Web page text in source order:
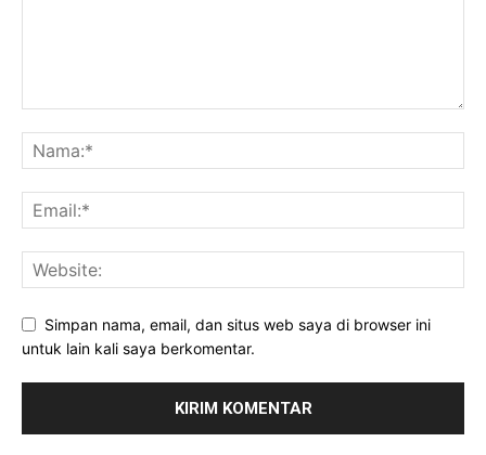
Simpan nama, email, dan situs web saya di browser ini
untuk lain kali saya berkomentar.